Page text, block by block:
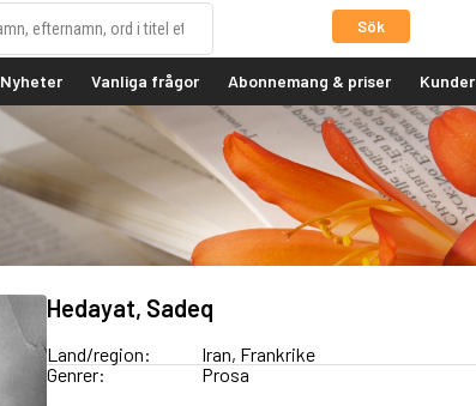
Sök
Nyheter Vanliga frågor Abonnemang & priser Kunder
Hedayat, Sadeq
Land/region:
Iran, Frankrike
Genrer:
Prosa